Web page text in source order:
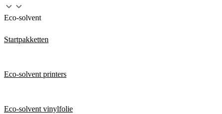
Eco-solvent
Startpakketten
Eco-solvent printers
Eco-solvent vinylfolie